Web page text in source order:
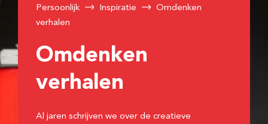
Persoonlijk Inspiratie
Omdenken
verhalen
Omdenken
verhalen
Al jaren schrijven we over de creatieve